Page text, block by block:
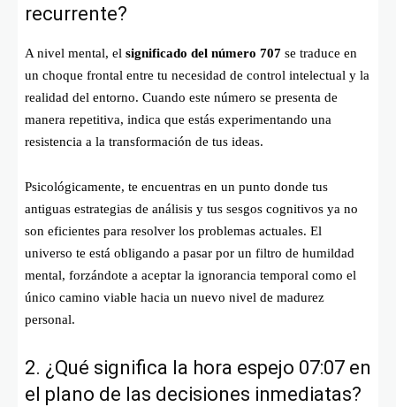
recurrente?
A nivel mental, el significado del número 707 se traduce en
un choque frontal entre tu necesidad de control intelectual y la
realidad del entorno. Cuando este número se presenta de
manera repetitiva, indica que estás experimentando una
resistencia a la transformación de tus ideas.
Psicológicamente, te encuentras en un punto donde tus
antiguas estrategias de análisis y tus sesgos cognitivos ya no
son eficientes para resolver los problemas actuales. El
universo te está obligando a pasar por un filtro de humildad
mental, forzándote a aceptar la ignorancia temporal como el
único camino viable hacia un nuevo nivel de madurez
personal.
2. ¿Qué significa la hora espejo 07:07 en
el plano de las decisiones inmediatas?